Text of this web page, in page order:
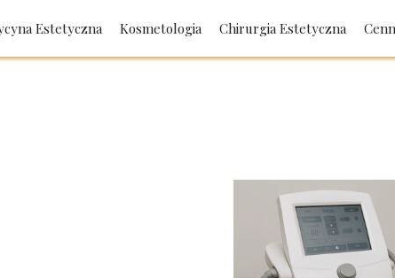
Estetyczna Kosmetologia Chirurgia Estetyczna